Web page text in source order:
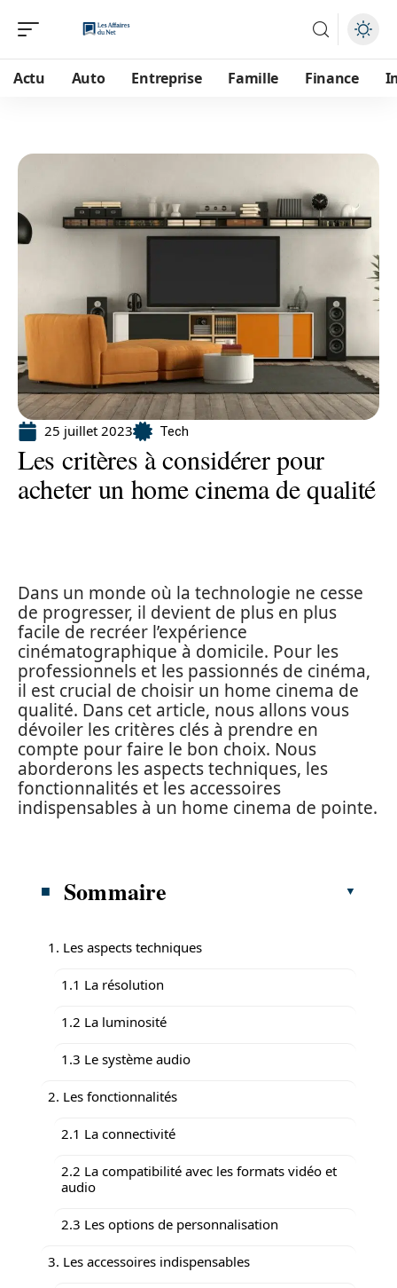
Actu Auto Entreprise Famille Finance
25 juillet 2023 Tech
Les critères à considérer pour
acheter un home cinema de qualité
Dans un monde où la technologie ne cesse
de progresser, il devient de plus en plus
facile de recréer l’expérience
cinématographique à domicile. Pour les
professionnels et les passionnés de cinéma,
il est crucial de choisir un home cinema de
qualité. Dans cet article, nous allons vous
dévoiler les critères clés à prendre en
compte pour faire le bon choix. Nous
aborderons les aspects techniques, les
fonctionnalités et les accessoires
indispensables à un home cinema de pointe.
Sommaire
1. Les aspects techniques
1.1 La résolution
1.2 La luminosité
1.3 Le système audio
2. Les fonctionnalités
2.1 La connectivité
2.2 La compatibilité avec les formats vidéo et
audio
2.3 Les options de personnalisation
3. Les accessoires indispensables